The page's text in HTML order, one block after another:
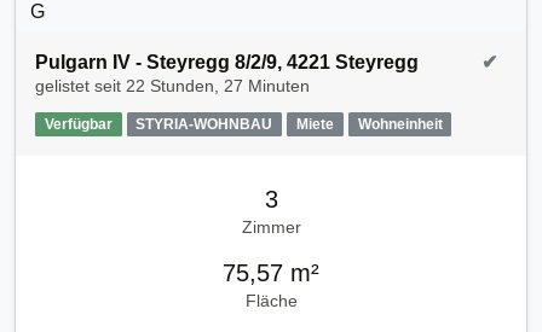
Pulgarn IV - Steyregg 8/2/9, 4221 Steyregg
gelistet seit 22 Stunden, 27 Minuten
Verfügbar STYRIA-WOHNBAU Miete Wohneinheit
✔
3
Zimmer
75,57 m²
Fläche